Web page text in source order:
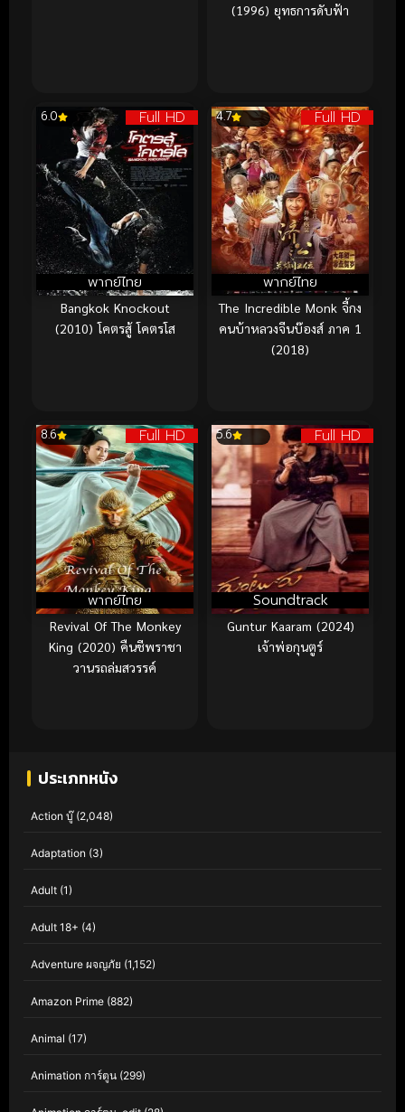
(1996) ยุทธการดับฟ้า
Full HD
พากย์ไทย
6.0
Bangkok Knockout
(2010) โคตรสู้ โคตรโส
Full HD
พากย์ไทย
4.7
The Incredible Monk จี้กง
คนบ้าหลวงจีนบ๊องส์ ภาค 1
(2018)
Full HD
พากย์ไทย
8.6
Revival Of The Monkey
King (2020) คืนชีพราชา
วานรถล่มสวรรค์
Full HD
Soundtrack
5.6
Guntur Kaaram (2024)
เจ้าพ่อกุนตูร์
ประเภทหนัง
Action บู๊(2,048)
Adaptation (3)
Adult (1)
Adult 18+ (4)
Adventure ผจญภัย (1,152)
Amazon Prime (882)
Animal (17)
Animation การ์ตูน (299)